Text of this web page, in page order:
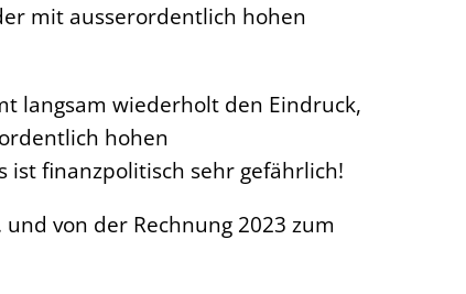
mit ausserordentlich hohen
langsam wiederholt den Eindruck,
hohen
ist finanzpolitisch sehr gefährlich!
von der Rechnung 2023 zum